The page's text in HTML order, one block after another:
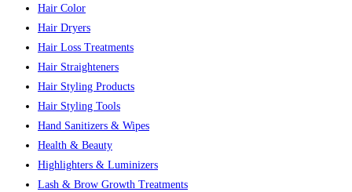
Hair Color
Hair Dryers
Hair Loss Treatments
Hair Straighteners
Hair Styling Products
Hair Styling Tools
Hand Sanitizers & Wipes
Health & Beauty
Highlighters & Luminizers
Lash & Brow Growth Treatments